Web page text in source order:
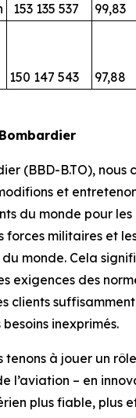
153 135 537 99,83
150 147 543 97,88
(BBD-B.TO), nous
et
du monde pour
forces militaires et
du monde. Cela
exigences des
clients
inexprimés.
tenons à jouer un
l’aviation – en
plus fiable, plus